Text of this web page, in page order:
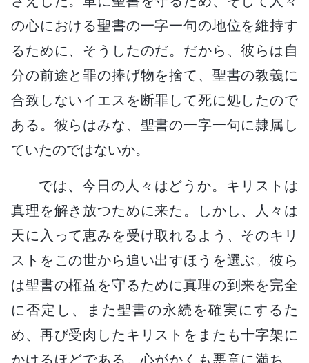
の心における聖書の一字一句の地位を維持す
るために、そうしたのだ。だから、彼らは自
分の前途と罪の捧げ物を捨て、聖書の教義に
合致しないイエスを断罪して死に処したので
ある。彼らはみな、聖書の一字一句に隷属し
ていたのではないか。
では、今日の人々はどうか。キリストは
真理を解き放つために来た。しかし、人々は
天に入って恵みを受け取れるよう、そのキリ
ストをこの世から追い出すほうを選ぶ。彼ら
は聖書の権益を守るために真理の到来を完全
に否定し、また聖書の永続を確実にするた
め、再び受肉したキリストをまたも十字架に
かけるほどである。心がかくも悪意に満ち、